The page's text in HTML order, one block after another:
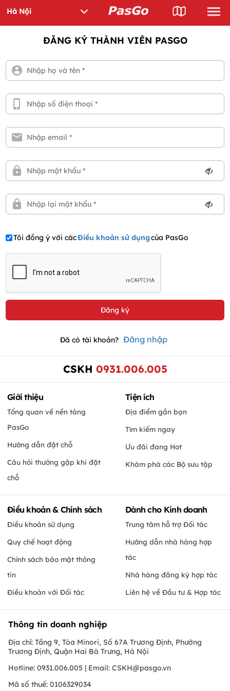
ĐĂNG KÝ THÀNH VIÊN PASGO
Tôi đồng ý với cácĐiều khoản sử dụngcủa PasGo
Đã có tài khoản? Đăng nhập
CSKH 0931.006.005
Giới thiệu
Tổng quan về nền tảng
PasGo
Hướng dẫn đặt chỗ
Câu hỏi thường gặp khi đặt
chỗ
Tiện ích
Địa điểm gần bạn
Tìm kiếm ngay
Ưu đãi đang Hot
Khám phá các Bộ sưu tập
Điều khoản & Chính sách
Điều khoản sử dụng
Quy chế hoạt động
Chính sách bảo mật thông
tin
Điều khoản với Đối tác
Dành cho Kinh doanh
Trung tâm hỗ trợ Đối tác
Hướng dẫn nhà hàng hợp
tác
Nhà hàng đăng ký hợp tác
Liên hệ về Đầu tư & Hợp tác
Thông tin doanh nghiệp
Địa chỉ: Tầng 9, Tòa Minori, Số 67A Trương Định, Phường
Trương Định, Quận Hai Bà Trưng, Hà Nội
Hotline: 0931.006.005 | Email: CSKH@pasgo.vn
Mã số thuế: 0106329034